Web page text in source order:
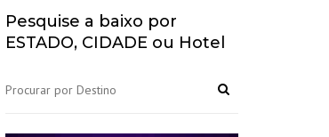
Pesquise a baixo por
ESTADO, CIDADE ou Hotel